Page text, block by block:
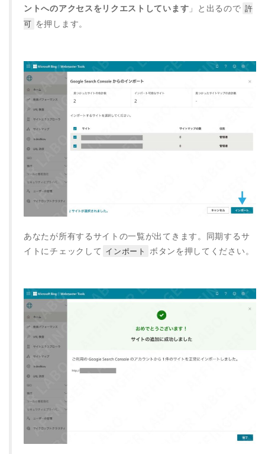
ントへのアクセスをリクエストしています 」と出るので 許
可 を押します。
あなたが所有するサイトの一覧が出てきます。同期するサ
イトにチェックして インポート ボタンを押してください。